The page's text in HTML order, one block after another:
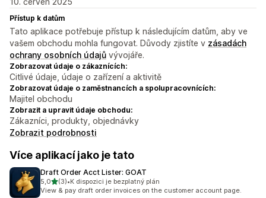
Přístup k datům
Tato aplikace potřebuje přístup k následujícím datům, aby ve
vašem obchodu mohla fungovat. Důvody zjistíte v zásadách
ochrany osobních údajů vývojáře.
Zobrazovat údaje o zákaznících:
Citlivé údaje, údaje o zařízení a aktivitě
Zobrazovat údaje o zaměstnancích a spolupracovnících:
Majitel obchodu
Zobrazit a upravit údaje obchodu:
Zákazníci, produkty, objednávky
Zobrazit podrobnosti
Více aplikací jako je tato
Draft Order Acct Lister: GOAT
5,0z 5 hvězd
(3)
Celkový počet recenzí: 3
•K dispozici je bezplatný plán
View & pay draft order invoices on the customer account page.